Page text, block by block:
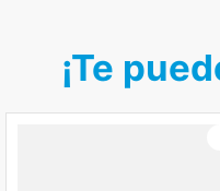
¡Te